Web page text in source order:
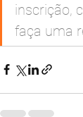
inscrição,
faça uma